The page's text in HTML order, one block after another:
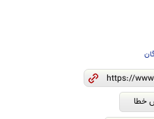
خطا